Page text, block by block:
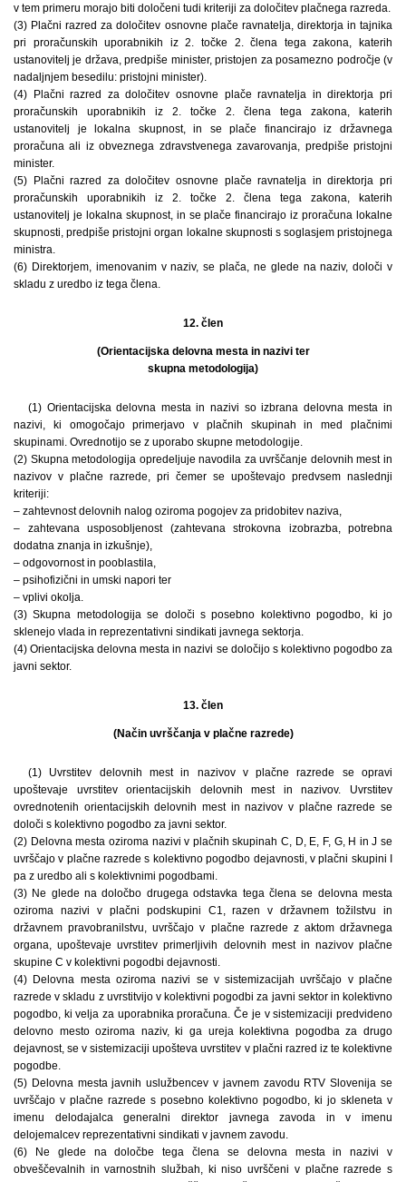
v tem primeru morajo biti določeni tudi kriteriji za določitev plačnega razreda.
(3) Plačni razred za določitev osnovne plače ravnatelja, direktorja in tajnika
pri proračunskih uporabnikih iz 2. točke 2. člena tega zakona, katerih
ustanovitelj je država, predpiše minister, pristojen za posamezno področje (v
nadaljnjem besedilu: pristojni minister).
(4) Plačni razred za določitev osnovne plače ravnatelja in direktorja pri
proračunskih uporabnikih iz 2. točke 2. člena tega zakona, katerih
ustanovitelj je lokalna skupnost, in se plače financirajo iz državnega
proračuna ali iz obveznega zdravstvenega zavarovanja, predpiše pristojni
minister.
(5) Plačni razred za določitev osnovne plače ravnatelja in direktorja pri
proračunskih uporabnikih iz 2. točke 2. člena tega zakona, katerih
ustanovitelj je lokalna skupnost, in se plače financirajo iz proračuna lokalne
skupnosti, predpiše pristojni organ lokalne skupnosti s soglasjem pristojnega
ministra.
(6) Direktorjem, imenovanim v naziv, se plača, ne glede na naziv, določi v
skladu z uredbo iz tega člena.
12. člen
(Orientacijska delovna mesta in nazivi ter
skupna metodologija)
(1) Orientacijska delovna mesta in nazivi so izbrana delovna mesta in
nazivi, ki omogočajo primerjavo v plačnih skupinah in med plačnimi
skupinami. Ovrednotijo se z uporabo skupne metodologije.
(2) Skupna metodologija opredeljuje navodila za uvrščanje delovnih mest in
nazivov v plačne razrede, pri čemer se upoštevajo predvsem naslednji
kriteriji:
– zahtevnost delovnih nalog oziroma pogojev za pridobitev naziva,
– zahtevana usposobljenost (zahtevana strokovna izobrazba, potrebna
dodatna znanja in izkušnje),
– odgovornost in pooblastila,
– psihofizični in umski napori ter
– vplivi okolja.
(3) Skupna metodologija se določi s posebno kolektivno pogodbo, ki jo
sklenejo vlada in reprezentativni sindikati javnega sektorja.
(4) Orientacijska delovna mesta in nazivi se določijo s kolektivno pogodbo za
javni sektor.
13. člen
(Način uvrščanja v plačne razrede)
(1) Uvrstitev delovnih mest in nazivov v plačne razrede se opravi
upoštevaje uvrstitev orientacijskih delovnih mest in nazivov. Uvrstitev
ovrednotenih orientacijskih delovnih mest in nazivov v plačne razrede se
določi s kolektivno pogodbo za javni sektor.
(2) Delovna mesta oziroma nazivi v plačnih skupinah C, D, E, F, G, H in J se
uvrščajo v plačne razrede s kolektivno pogodbo dejavnosti, v plačni skupini I
pa z uredbo ali s kolektivnimi pogodbami.
(3) Ne glede na določbo drugega odstavka tega člena se delovna mesta
oziroma nazivi v plačni podskupini C1, razen v državnem tožilstvu in
državnem pravobranilstvu, uvrščajo v plačne razrede z aktom državnega
organa, upoštevaje uvrstitev primerljivih delovnih mest in nazivov plačne
skupine C v kolektivni pogodbi dejavnosti.
(4) Delovna mesta oziroma nazivi se v sistemizacijah uvrščajo v plačne
razrede v skladu z uvrstitvijo v kolektivni pogodbi za javni sektor in kolektivno
pogodbo, ki velja za uporabnika proračuna. Če je v sistemizaciji predvideno
delovno mesto oziroma naziv, ki ga ureja kolektivna pogodba za drugo
dejavnost, se v sistemizaciji upošteva uvrstitev v plačni razred iz te kolektivne
pogodbe.
(5) Delovna mesta javnih uslužbencev v javnem zavodu RTV Slovenija se
uvrščajo v plačne razrede s posebno kolektivno pogodbo, ki jo skleneta v
imenu delodajalca generalni direktor javnega zavoda in v imenu
delojemalcev reprezentativni sindikati v javnem zavodu.
(6) Ne glede na določbe tega člena se delovna mesta in nazivi v
obveščevalnih in varnostnih službah, ki niso uvrščeni v plačne razrede s